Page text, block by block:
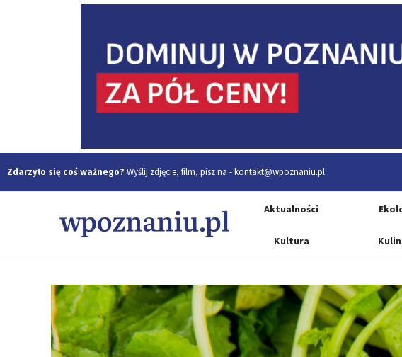
Zdarzyło się coś ważnego? Wyślij zdjęcie, film, pisz na -kontakt@wpoznaniu.pl
Aktualności
Kultura